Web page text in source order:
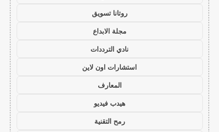
روتانا تسويق
مجلة الابداع
نادي الترددات
استشارات اون لاين
المعارف
هيدب فيديو
رمح التقنية